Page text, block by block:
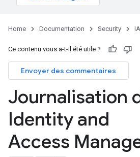
Home Documentation Security
Ce contenu vous a-t-il été utile ?
Envoyer des commentaires
Journalisation
Identity and
Access